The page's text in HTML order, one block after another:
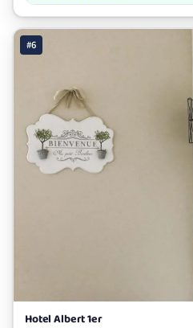
#6
Hotel Albert 1er